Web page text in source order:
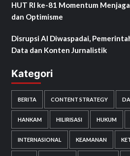
HUT RI ke-81 Momentum
dan Optimisme
Disrupsi AI Diwaspadai,
Data dan Konten Jurnalistik
Kategori
BERITA CONTENT STRATEGY
HANKAM HILIRISASI HUKUM
INTERNASIONAL KEAMANAN